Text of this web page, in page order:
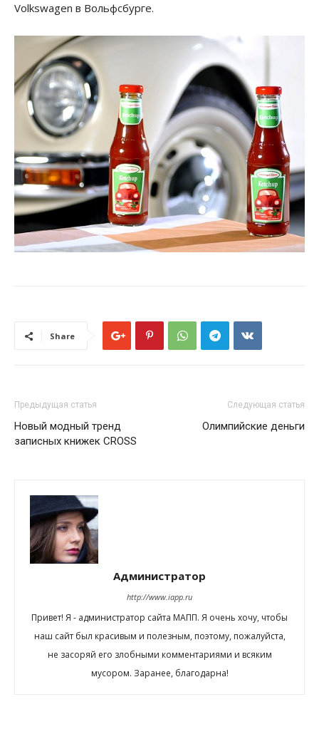
Volkswagen в Вольфсбурге.
Share
Предыдущая статья
Новый модный тренд
записных книжек CROSS
Следующая статья
Олимпийские деньги
Администратор
http://www.iapp.ru
Привет! Я - администратор сайта МАПП. Я очень хочу, чтобы
наш сайт был красивым и полезным, поэтому, пожалуйста,
не засоряй его злобными комментариями и всяким
мусором. Заранее, благодарна!